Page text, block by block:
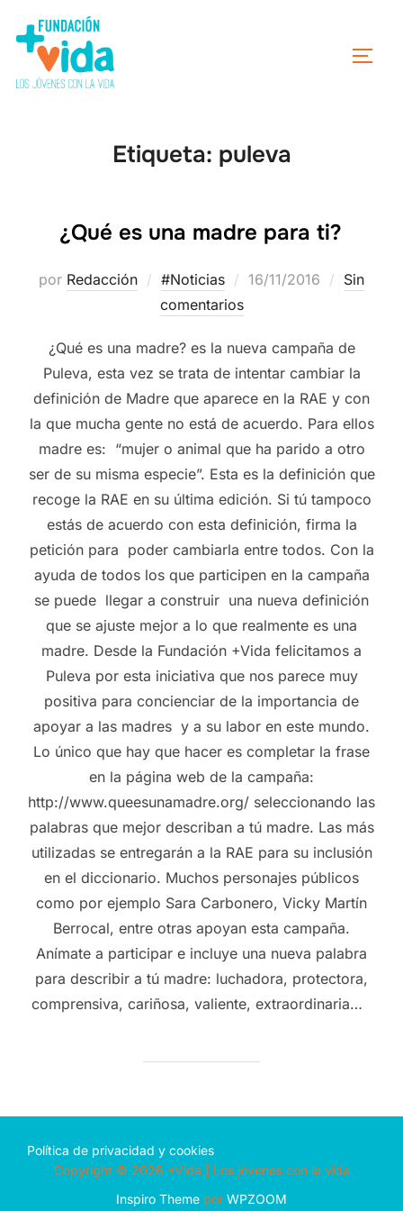
Etiqueta: puleva
¿Qué es una madre para ti?
por Redacción #Noticias 16/11/2016
Sin
comentarios
¿Qué es una madre? es la nueva campaña de
Puleva, esta vez se trata de intentar cambiar la
definición de Madre que aparece en la RAE y con
la que mucha gente no está de acuerdo. Para ellos
madre es: “mujer o animal que ha parido a otro
ser de su misma especie”. Esta es la definición que
recoge la RAE en su última edición. Si tú tampoco
estás de acuerdo con esta definición, firma la
petición para poder cambiarla entre todos. Con la
ayuda de todos los que participen en la campaña
se puede llegar a construir una nueva definición
que se ajuste mejor a lo que realmente es una
madre. Desde la Fundación +Vida felicitamos a
Puleva por esta iniciativa que nos parece muy
positiva para concienciar de la importancia de
apoyar a las madres y a su labor en este mundo.
Lo único que hay que hacer es completar la frase
en la página web de la campaña:
http://www.queesunamadre.org/ seleccionando las
palabras que mejor describan a tú madre. Las más
utilizadas se entregarán a la RAE para su inclusión
en el diccionario. Muchos personajes públicos
como por ejemplo Sara Carbonero, Vicky Martín
Berrocal, entre otras apoyan esta campaña.
Anímate a participar e incluye una nueva palabra
para describir a tú madre: luchadora, protectora,
comprensiva, cariñosa, valiente, extraordinaria…
Política de privacidad y cookies
Copyright © 2026 +Vida | Los jóvenes con la vida
Inspiro Theme por WPZOOM